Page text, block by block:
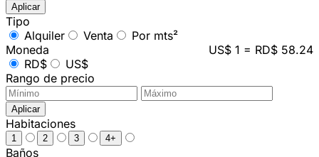
Aplicar
Tipo
Alquiler
Venta
Por mts²
Moneda
US$ 1 = RD$ 58.24
RD$
US$
Rango de precio
Aplicar
Habitaciones
1 2 3 4+
Baños